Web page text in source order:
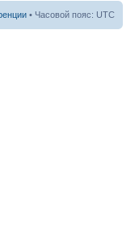
• Часовой пояс: UTC